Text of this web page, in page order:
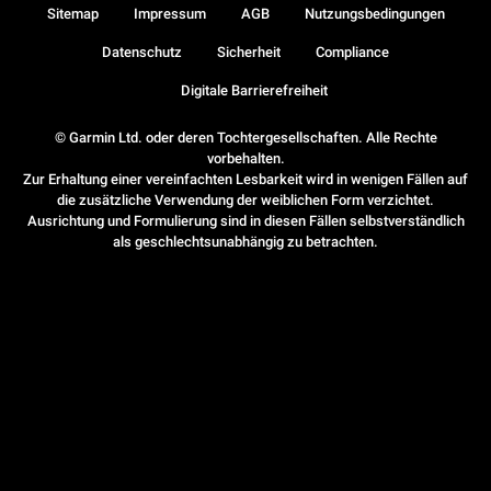
© Garmin Ltd. oder deren Tochtergesellschaften. Alle Rechte
vorbehalten.
Zur Erhaltung einer vereinfachten Lesbarkeit wird in wenigen Fällen auf
die zusätzliche Verwendung der weiblichen Form verzichtet.
Ausrichtung und Formulierung sind in diesen Fällen selbstverständlich
als geschlechtsunabhängig zu betrachten.
Sitemap Impressum AGB Nutzungsbedingungen
Datenschutz Sicherheit Compliance
Digitale Barrierefreiheit